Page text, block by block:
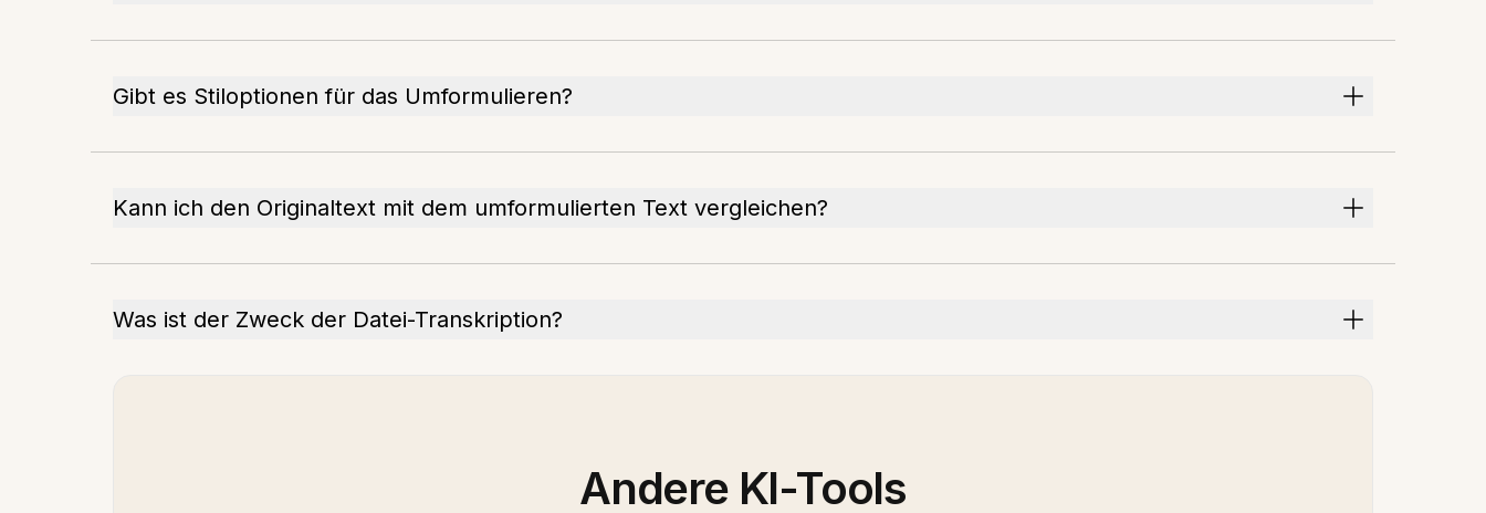
Gibt es Stiloptionen für das Umformulieren?
Kann ich den Originaltext mit dem umformulierten Text vergleichen?
Was ist der Zweck der Datei-Transkription?
Andere KI-Tools